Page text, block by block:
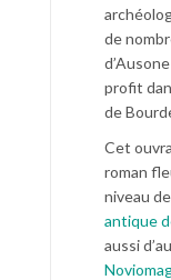
de
profit
de
Cet
roman
niveau
antique
aussi